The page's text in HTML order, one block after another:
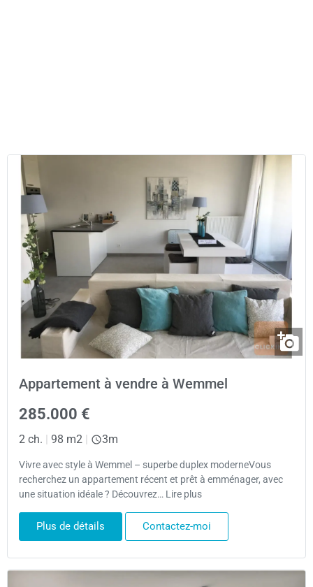
Appartement à vendre à Wemmel
285.000 €
2 ch. | 98 m2 | 3m
Vivre avec style à Wemmel – superbe duplex moderneVous
recherchez un appartement récent et prêt à emménager, avec
une situation idéale ? Découvrez… Lire plus
Plus de détails Contactez-moi